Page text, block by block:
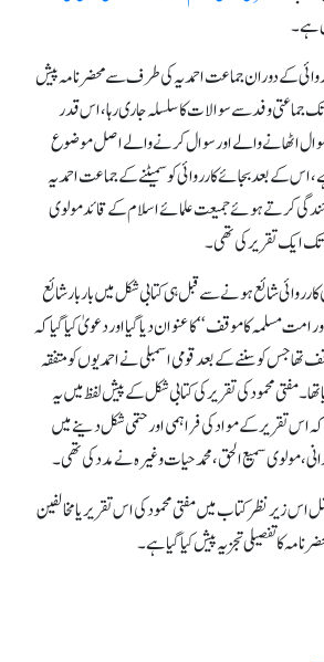
ہے۔
کےدوران جماعت احمدیہ کی طرف سے محضر نامہ پیش
جماعتی وفد سے سوالات کا سلسلہ جاری رہا، اس قدر
اٹھانے والے اور سوال کرنے والے اصل موضوع
کے بعد بجائے کارروائی کو سمیٹنے کے جماعت احمدیہ
کرتے ہوئے جمیعت علمائے اسلام کے قائد مولوی
ایک تقریر کی تھی۔
شائع ہونے سے قبل ہی کتابی شکل میں بار بار شائع
اور امت مسلمہ کا موقف‘‘ کا عنوان دیا گیا اور دعویٰ کیا گیا کہ
تھاجس کو سننے کے بعد قومی اسمبلی نے احمدیوں کو متفقہ
مفتی محمود کی تقریر کی کتابی شکل کے پیش لفظ میں یہ
اس تقریر کے مواد کی فراہمی اور حتمی شکل دینے میں
مولوی سمیع الحق، محمد حیات وغیرہ نے مدد کی تھی۔
اس زیر نظر کتاب میں مفتی محمود کی اس تقریر یا مخالفین
کا تفصیلی تجزیہ پیش کیا گیا ہے۔